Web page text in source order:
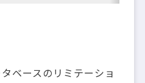
ベースのリミテーショ